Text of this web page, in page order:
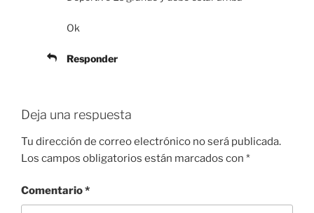
Ok
Responder
Deja una respuesta
Tu dirección de correo electrónico no será publicada.
Los campos obligatorios están marcados con *
Comentario*